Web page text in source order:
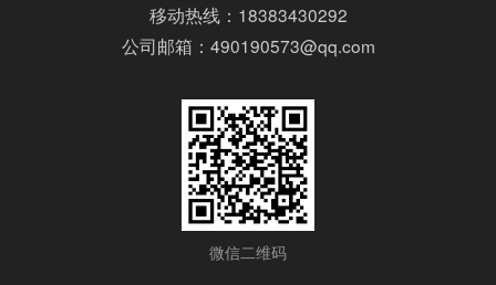
移动热线：18383430292
公司邮箱：490190573@qq.com
微信二维码